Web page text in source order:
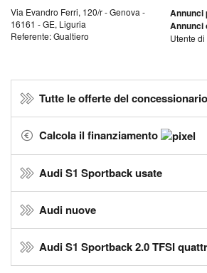
Via Evandro Ferri, 120/r - Genova -
16161 - GE, Liguria
Referente: Gualtiero
Annunci
Annunci
Utente
Tutte le offerte del concessionario
Calcola il finanziamento
Audi S1 Sportback usate
Audi nuove
Audi S1 Sportback 2.0 TFSI